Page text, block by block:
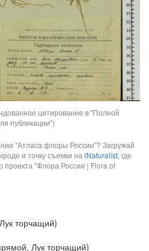
цитирование в "Полной
публикации")
"Атласа флоры России"? Загружай
и точку съемки на iNaturalist, где
проекта "Флора России | Flora of
торчащий)
Лук торчащий)